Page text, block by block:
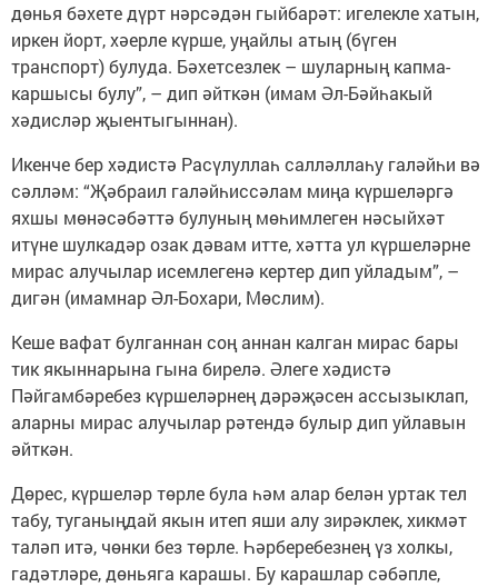
дөнья бәхете дүрт нәрсәдән гыйбарәт: игелекле хатын,
иркен йорт, хәерле күрше, уңайлы атың (бүген
транспорт) булуда. Бәхетсезлек – шуларның капма-
каршысы булу”, – дип әйткән (имам Әл-Бәйһакый
хәдисләр җыентыгыннан).
Икенче бер хәдистә Расүлуллаһ салләллаһу галәйһи вә
сәлләм: “Җәбраил галәйһиссәлам миңа күршеләргә
яхшы мөнәсәбәттә булуның мөһимлеген нәсыйхәт
итүне шулкадәр озак дәвам итте, хәтта ул күршеләрне
мирас алучылар исемлегенә кертер дип уйладым”, –
дигән (имамнар Әл-Бохари, Мөслим).
Кеше вафат булганнан соң аннан калган мирас бары
тик якыннарына гына бирелә. Әлеге хәдистә
Пәйгамбәребез күршеләрнең дәрәҗәсен ассызыклап,
аларны мирас алучылар рәтендә булыр дип уйлавын
әйткән.
Дөрес, күршеләр төрле була һәм алар белән уртак тел
табу, туганыңдай якын итеп яши алу зирәклек, хикмәт
таләп итә, чөнки без төрле. Һәрберебезнең үз холкы,
гадәтләре, дөньяга карашы. Бу карашлар сәбәпле,